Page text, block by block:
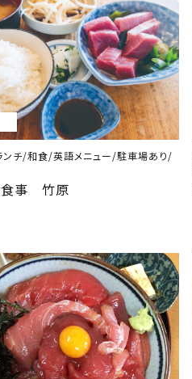
ンチ/和食/英語メニュー/駐車場あり/
食事 竹原